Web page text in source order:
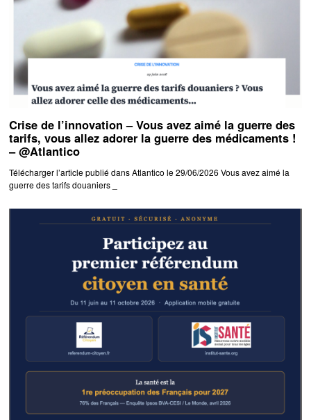
Crise de l’innovation – Vous avez aimé la guerre des
tarifs, vous allez adorer la guerre des médicaments !
– @Atlantico
Télécharger l’article publié dans Atlantico le 29/06/2026 Vous avez aimé la
guerre des tarifs douaniers _